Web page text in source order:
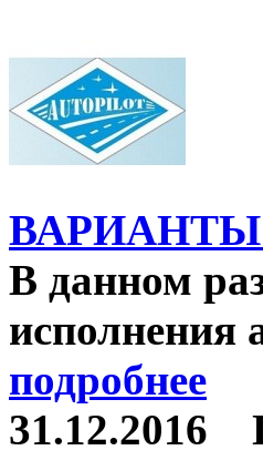
В данном
исполнения
подробнее
31.12.2016